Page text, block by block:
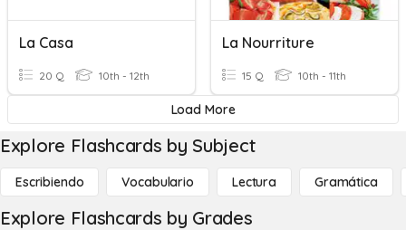
La Casa
20 Q 10th - 12th
La Nourriture
15 Q 10th - 11th
Load More
Explore Flashcards by Subject
Escribiendo Vocabulario Lectura Gramática
Explore Flashcards by Grades